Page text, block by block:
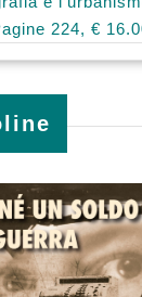
224, €